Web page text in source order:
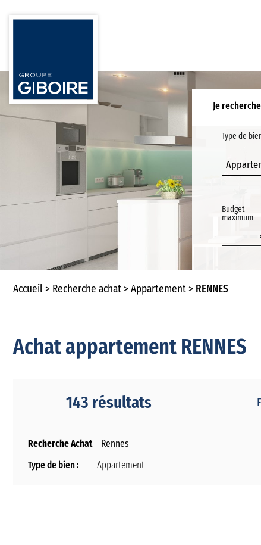
Je
Type de
Budget
maximum
Accueil Recherche achat Appartement RENNES
Achat appartement RENNES
143 résultats
Recherche Achat Rennes
Type de bien : Appartement